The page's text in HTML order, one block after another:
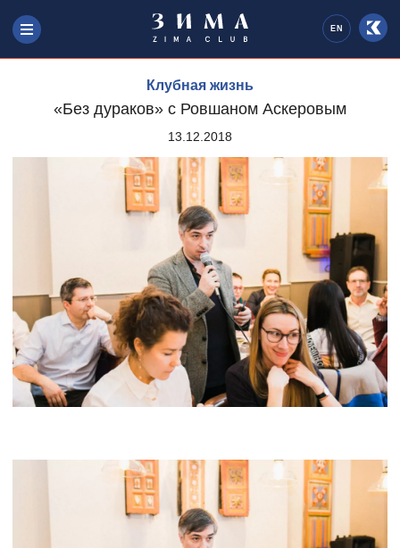
EN
Клубная жизнь
«Без дураков» с Ровшаном Аскеровым
13.12.2018